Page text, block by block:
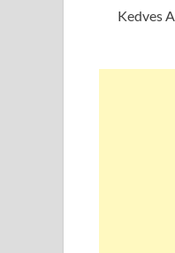
Kedves